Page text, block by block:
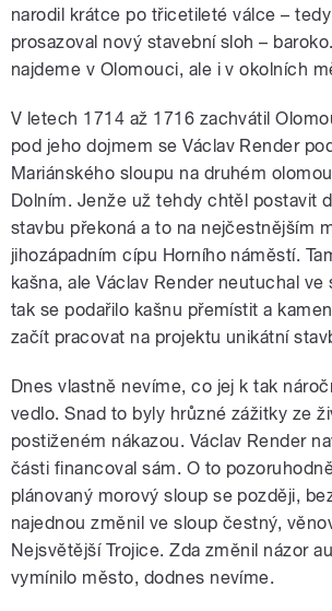
narodil krátce po třicetileté válce –
prosazoval nový stavební sloh –
najdeme v Olomouci, ale i v okolních
V letech 1714 až 1716 zachvátil
pod jeho dojmem se Václav Render
Mariánského sloupu na druhém
Dolním. Jenže už tehdy chtěl postavit
stavbu překoná a to na nejčestnějším
jihozápadním cípu Horního náměstí.
kašna, ale Václav Render neutuchal ve
tak se podařilo kašnu přemístit a
začít pracovat na projektu unikátní
Dnes vlastně nevíme, co jej k tak
vedlo. Snad to byly hrůzné zážitky ze
postiženém nákazou. Václav Render
části financoval sám. O to
plánovaný morový sloup se později,
najednou změnil ve sloup čestný,
Nejsvětější Trojice. Zda změnil názor
vymínilo město, dodnes nevíme.